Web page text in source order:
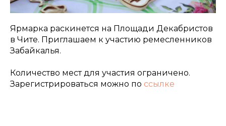
Ярмарка раскинется на Площади Декабристов
в Чите. Приглашаем к участию ремесленников
Забайкалья.
Количество мест для участия ограничено.
Зарегистрироваться можно по ссылке